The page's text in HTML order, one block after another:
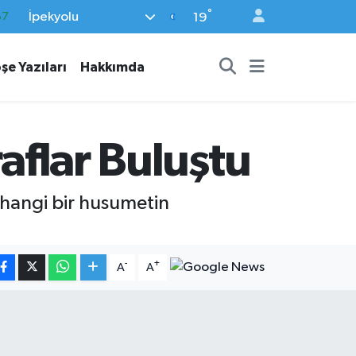
İpekyolu 19°
Yazıları Hakkımda
Buluştu
bir husumetin
A- A+